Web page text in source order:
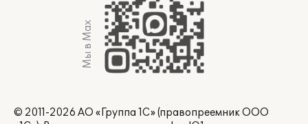
Мы в Max
© 2011-2026 АО «Группа 1С» (правопреемник ООО